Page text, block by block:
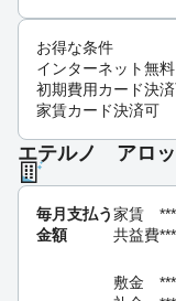
お得な条件
インターネット無料
初期費用カード決
家賃カード決済可
エテルノ アロッ
毎月支払う
金額
家賃
***
共益費***
敷金
***